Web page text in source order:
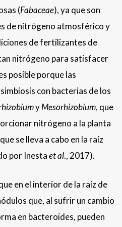
(Fabaceae), ya que son
de nitrógeno atmosférico y
de fertilizantes de
nitrógeno para satisfacer
posible porque las
con bacterias de los
yMesorhizobium, que
nitrógeno a la planta
se lleva a cabo en la raíz
por Inestaet al., 2017).
en el interior de la raíz de
que, al sufrir un cambio
en bacteroides, pueden